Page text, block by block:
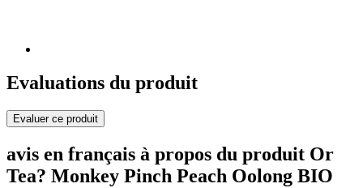
Evaluations du produit
Evaluer ce produit
avis en français à propos du produit Or
Tea? Monkey Pinch Peach Oolong BIO